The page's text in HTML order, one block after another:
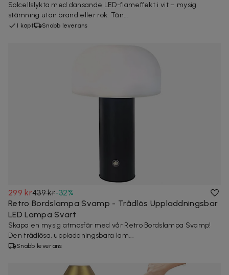
Solcellslykta med dansande LED-flameffekt i vit – mysig
stämning utan brand eller rök. Tän...
1 köpt Snabb leverans
299 kr439 kr-32%
Retro Bordslampa Svamp - Trådlös Uppladdningsbar
LED Lampa Svart
Skapa en mysig atmosfär med vår Retro Bordslampa Svamp!
Den trådlösa, uppladdningsbara lam...
Snabb leverans